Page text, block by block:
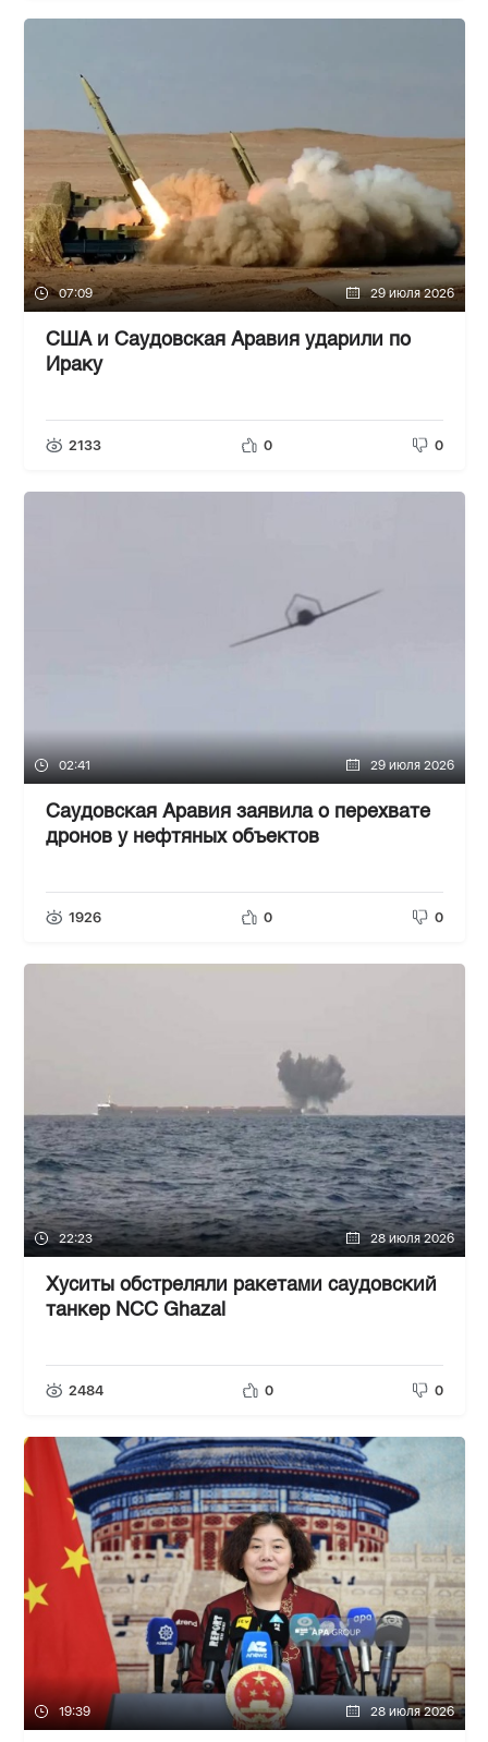
07:09 29 июля 2026
США и Саудовская Аравия ударили по
Ираку
2133 0 0
02:41 29 июля 2026
Саудовская Аравия заявила о перехвате
дронов у нефтяных объектов
1926 0 0
22:23 28 июля 2026
Хуситы обстреляли ракетами саудовский
танкер NCC Ghazal
2484 0 0
19:39 28 июля 2026